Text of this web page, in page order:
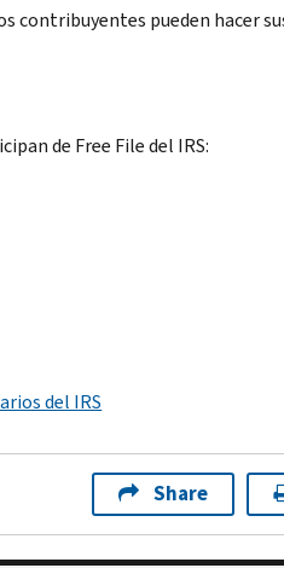
contribuyentes pueden hacer
de Free Filedel IRS:
del IRS
Share